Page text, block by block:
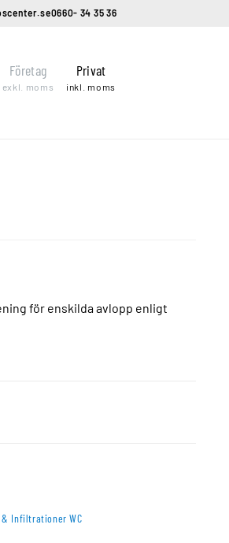
0660- 34 35 36
Företag
exkl. moms
Privat
inkl. moms
för enskilda avlopp enligt
Infiltrationer WC